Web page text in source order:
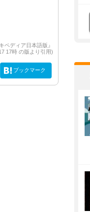
ディア日本語版』
17時 の版より引用)
ブックマーク